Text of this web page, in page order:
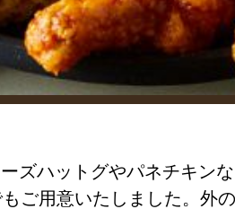
ズハットグやパネチキン
ご用意いたしました。外